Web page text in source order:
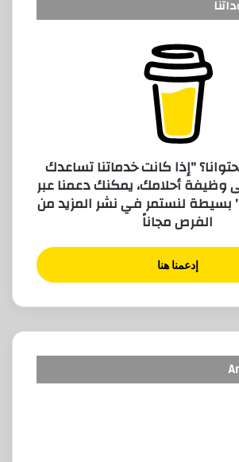
"إذا كانت خدماتنا تساعدك
وظيفة أحلامك، يمكنك دعمنا عبر
لنستمر في نشر المزيد من
الفرص مجاناً
إدعمنا هنا